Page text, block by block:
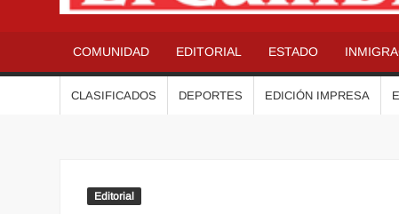
COMUNIDAD EDITORIAL ESTADO
CLASIFICADOS DEPORTES EDICIÓN IMPRESA
Editorial